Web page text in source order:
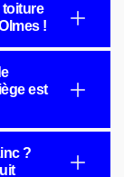
toiture
!
est
?